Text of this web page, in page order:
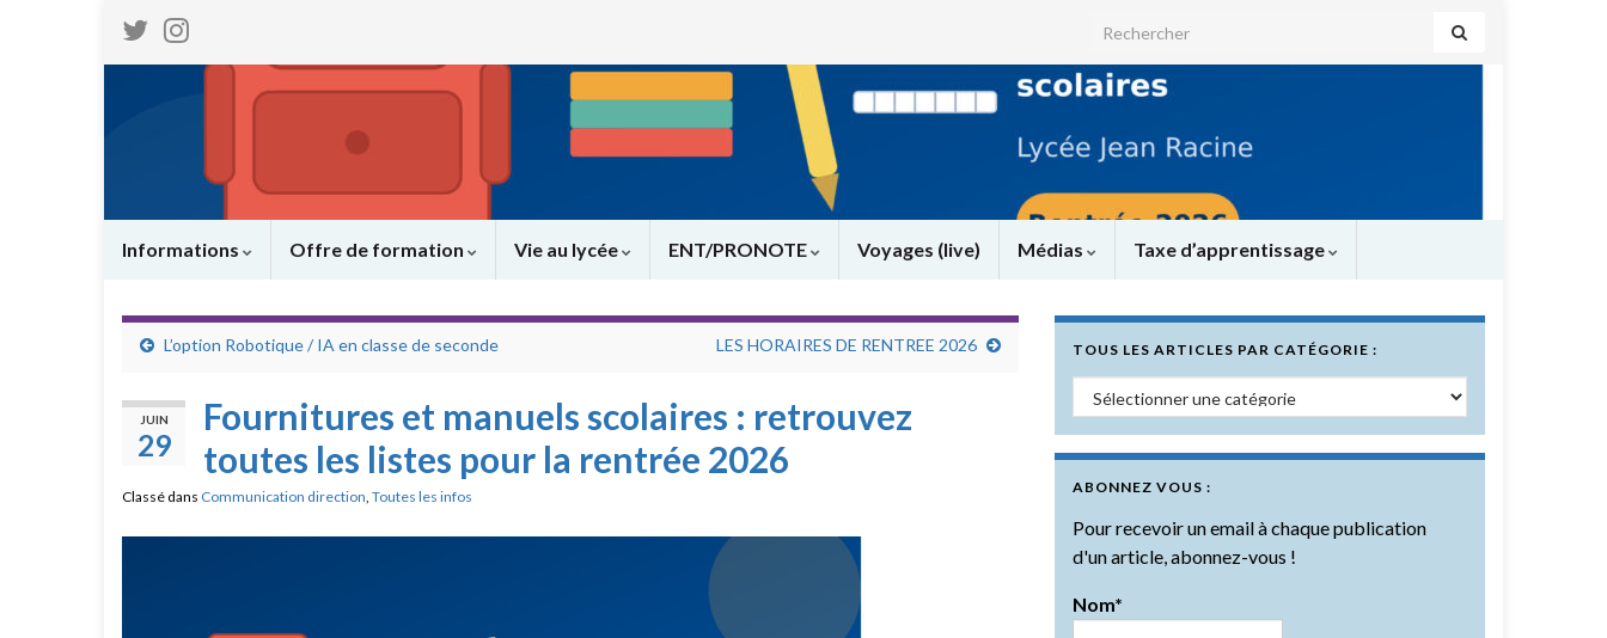
Search for:
Informations Offre de formation Vie au lycée ENT/PRONOTE Voyages (live) Médias Taxe d’apprentissage
L’option Robotique / IA en classe de seconde LES HORAIRES DE RENTREE 2026
JUIN
29
Fournitures et manuels scolaires : retrouvez
toutes les listes pour la rentrée 2026
Classé dans Communication direction, Toutes les infos
TOUS LES ARTICLES PAR CATÉGORIE :
Tous les articles par catégorie :
ABONNEZ VOUS :
Pour recevoir un email à chaque publication
d'un article, abonnez-vous !
Nom*